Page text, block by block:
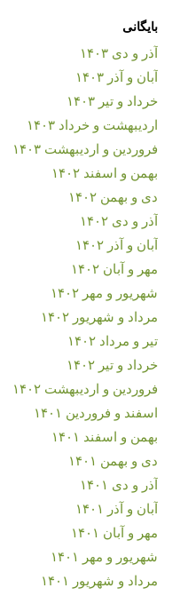
بایگانی
آذر و دی ۱۴۰۳
آبان و آذر ۱۴۰۳
خرداد و تیر ۱۴۰۳
اردیبهشت و خرداد ۱۴۰۳
فروردین و اردیبهشت ۱۴۰۳
بهمن و اسفند ۱۴۰۲
دی و بهمن ۱۴۰۲
آذر و دی ۱۴۰۲
آبان و آذر ۱۴۰۲
مهر و آبان ۱۴۰۲
شهریور و مهر ۱۴۰۲
مرداد و شهریور ۱۴۰۲
تیر و مرداد ۱۴۰۲
خرداد و تیر ۱۴۰۲
فروردین و اردیبهشت ۱۴۰۲
اسفند و فروردین ۱۴۰۱
بهمن و اسفند ۱۴۰۱
دی و بهمن ۱۴۰۱
آذر و دی ۱۴۰۱
آبان و آذر ۱۴۰۱
مهر و آبان ۱۴۰۱
شهریور و مهر ۱۴۰۱
مرداد و شهریور ۱۴۰۱